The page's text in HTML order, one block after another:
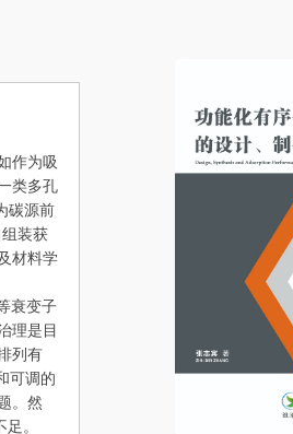
作为吸
类多孔
碳源前
装获
材料学
衰变子
理是目
列有
可调的
。然
。